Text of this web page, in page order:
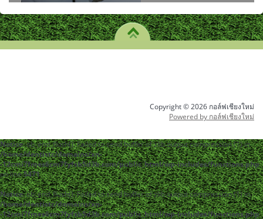
Copyright © 2026 กอล์ฟเชียงใหม่
Powered by กอล์ฟเชียงใหม่
Notice: ob_end_flush(): Failed to send buffer of zlib output compression (1) in
/home/dentistc/domains/xn-
-12cmi7fmes6cm7fyfsb5d3b.com/public_html/wp-includes/functions.php
on line5471
Notice: ob_end_flush(): Failed to send buffer of zlib output compression (1) in
/home/dentistc/domains/xn-
-12cmi7fmes6cm7fyfsb5d3b.com/public_html/wp-includes/functions.php